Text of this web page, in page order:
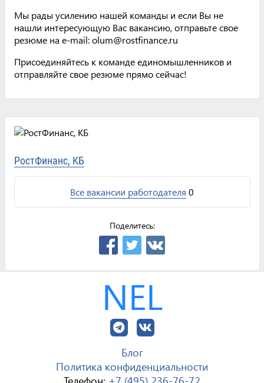
Мы рады усилению нашей команды и если Вы не
нашли интересующую Вас вакансию, отправьте свое
резюме на e-mail: olum@rostfinance.ru
Присоединяйтесь к команде единомышленников и
отправляйте свое резюме прямо сейчас!
РостФинанс, КБ
Все вакансии работодателя 0
Поделитесь:
NEL
Блог
Политика конфиденциальности